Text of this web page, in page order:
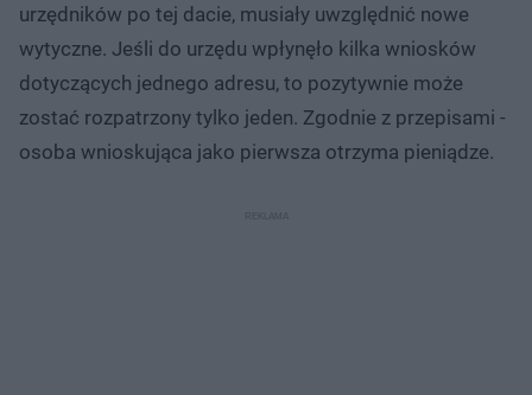
urzędników po tej dacie, musiały uwzględnić nowe
wytyczne. Jeśli do urzędu wpłynęło kilka wniosków
dotyczących jednego adresu, to pozytywnie może
zostać rozpatrzony tylko jeden. Zgodnie z przepisami -
osoba wnioskująca jako pierwsza otrzyma pieniądze.